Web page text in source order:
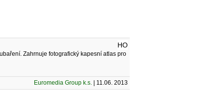
HO
Zahrnuje fotografický kapesní atlas pro
Euromedia Group k.s. | 11.06. 2013